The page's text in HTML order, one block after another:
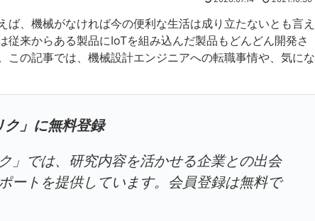
、機械がなければ今の便利な生活は成り立たないとも言え
来からある製品にIoTを組み込んだ製品もどんどん開発さ
の記事では、機械設計エンジニアへの転職事情や、気にな
ク」に無料登録
」では、研究内容を活かせる企業との出会
ートを提供しています。会員登録は無料で